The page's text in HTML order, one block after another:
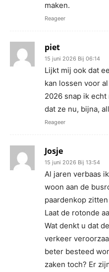
maken.
Reageer
piet
15 juni 2026 Bij 06:14
Lijkt mij ook dat
kan lossen voor
2026 snap ik
dat ze nu, bijna,
Reageer
Josje
15 juni 2026 Bij 13:54
Al jaren verbaas
woon aan de
paardenkop
Laat de rotonde
Wat denkt u dat
verkeer
beter besteed
zaken toch? Er